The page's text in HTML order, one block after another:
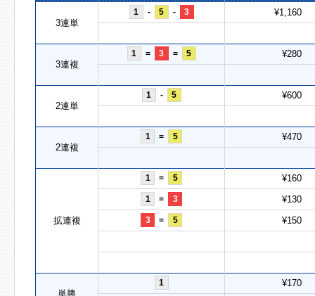
3連単
1 - 5 - 3 ¥1,160
3連複
1 = 3 = 5 ¥280
2連単
1 - 5 ¥600
2連複
1 = 5 ¥470
拡連複
1 = 5 ¥160
1 = 3 ¥130
3 = 5 ¥150
単勝
1 ¥170